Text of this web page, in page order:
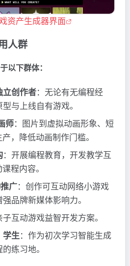
资产生成器界面
人群
以下群体：
立创作者：无论有无编程经
与上线自有游戏。
师 ：图片到虚拟动画形象、短
，降低动画制作门槛。
：开展编程教育，开发教学互
程内容。
广：创作可互动网络小游戏
品牌新媒体影响力。
子互动游戏益智开发方案。
学生：作为初次学习智能生成
练习地。